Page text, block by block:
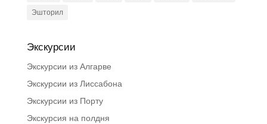
Эшторил
Экскурсии
Экскурсии из Алгарве
Экскурсии из Лиссабона
Экскурсии из Порту
Экскурсия на полдня